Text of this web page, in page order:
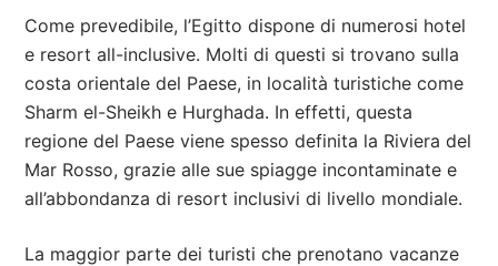
Come prevedibile, l’Egitto dispone di numerosi hotel
e resort all-inclusive. Molti di questi si trovano sulla
costa orientale del Paese, in località turistiche come
Sharm el-Sheikh e Hurghada. In effetti, questa
regione del Paese viene spesso definita la Riviera del
Mar Rosso, grazie alle sue spiagge incontaminate e
all’abbondanza di resort inclusivi di livello mondiale.
La maggior parte dei turisti che prenotano vacanze